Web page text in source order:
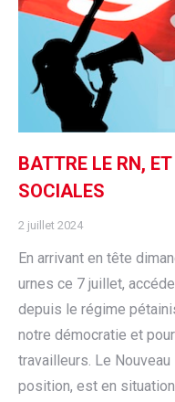
BATTRE LE RN,
SOCIALES
2 juillet 2024
En arrivant en tête
urnes ce 7 juillet,
depuis le régime
notre démocratie et
travailleurs. Le
position, est en